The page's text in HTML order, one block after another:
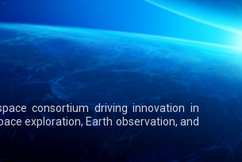
consortium driving innovation in
exploration, Earth observation, and